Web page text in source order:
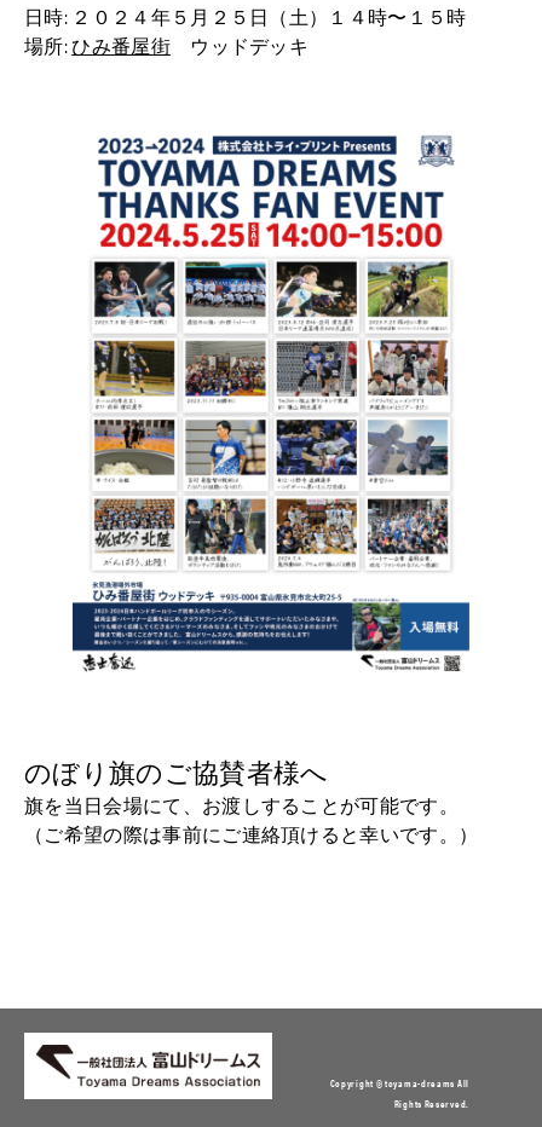
日時: ２０２４年５月２５日（土）１４時〜１５時
場所:ひみ番屋街ウッドデッキ
のぼり旗のご協賛者様へ
旗を当日会場にて、お渡しすることが可能です。
（ご希望の際は事前にご連絡頂けると幸いです。）
Copyright © toyama-dreams All
Rights Reserved.